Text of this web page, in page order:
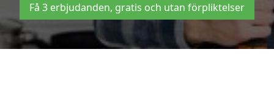
Få 3 erbjudanden, gratis och utan förpliktelser